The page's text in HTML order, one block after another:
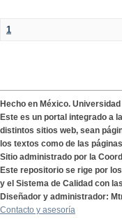
1
Hecho en México.
Este es un portal integrado a
distintos sitios web, sean
los textos como de las
Sitio administrado por la
Este repositorio se rige por
y el Sistema de Calidad con
Diseñador y administrador:
Contacto y asesoría